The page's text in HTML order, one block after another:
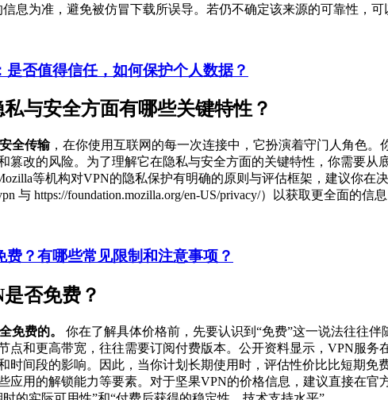
息为准，避免被仿冒下载所误导。若仍不确定该来源的可靠性，
否值得信任，如何保护个人数据？
与安全方面有哪些关键特性？
全传输，在你使用互联网的每一次连接中，它扮演着守门人角色
篡改的风险。为了理解它在隐私与安全方面的关键特性，你需要
等机构对VPN的隐私保护有明确的原则与评估框架，建议你在
与 https://foundation.mozilla.org/en-US/privacy/）以获取更全面的信息
？有哪些常见限制和注意事项？
否免费？
免费的。
你在了解具体价格前，先要认识到“免费”这一说法往往
点和更高带宽，往往需要订阅付费版本。公开资料显示，VPN服
时间段的影响。因此，当你计划长期使用时，评估性价比比短期
应用的解锁能力等要素。对于坚果VPN的价格信息，建议直接在